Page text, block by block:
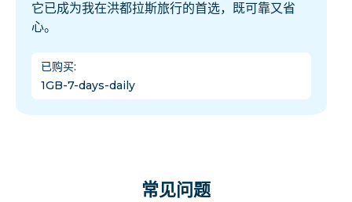
它已成为我在洪都拉斯旅行的首选，既可靠又省
心。
已购买:
1GB-7-days-daily
常见问题